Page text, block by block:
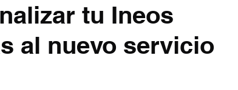
tu Ineos
al nuevo servicio